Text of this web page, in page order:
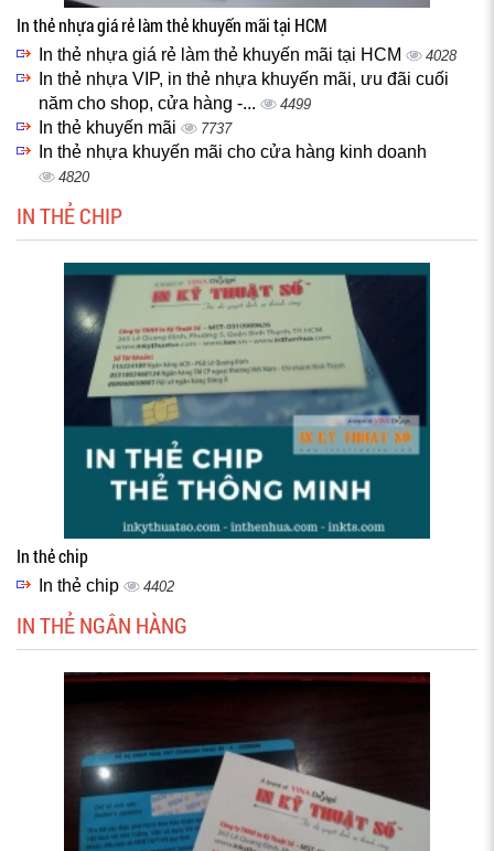
In thẻ nhựa giá rẻ làm thẻ khuyến mãi tại HCM
In thẻ nhựa giá rẻ làm thẻ khuyến mãi tại HCM 4028
In thẻ nhựa VIP, in thẻ nhựa khuyến mãi, ưu đãi cuối
năm cho shop, cửa hàng -...
4499
In thẻ khuyến mãi 7737
In thẻ nhựa khuyến mãi cho cửa hàng kinh doanh
4820
IN THẺ CHIP
In thẻ chip
In thẻ chip 4402
IN THẺ NGÂN HÀNG